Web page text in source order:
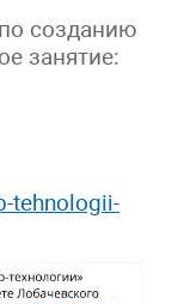
созданию
занятие:
tehnologii-